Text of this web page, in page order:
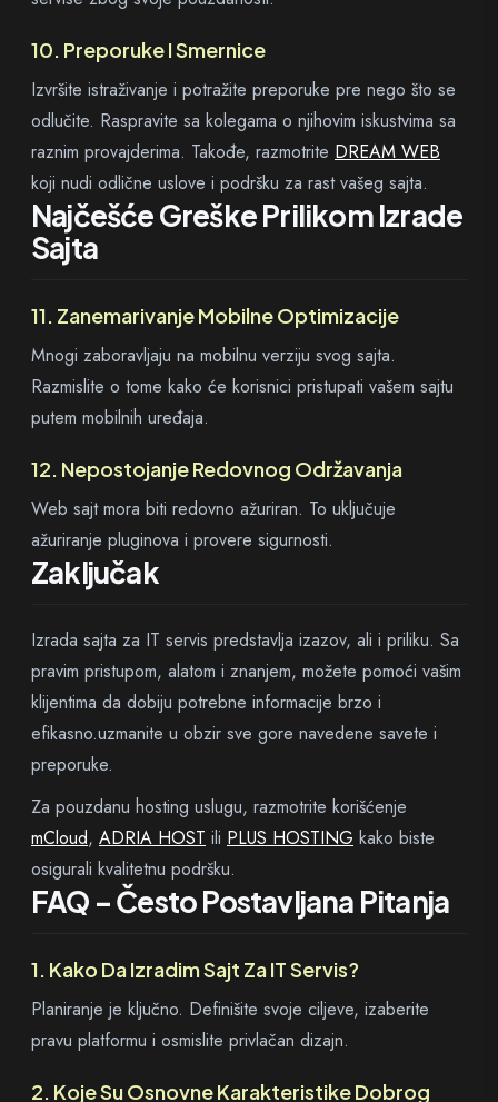
10. Preporuke I Smernice
Izvršite istraživanje i potražite preporuke pre nego što se
odlučite. Raspravite sa kolegama o njihovim iskustvima sa
raznim provajderima. Takođe, razmotrite DREAM WEB
koji nudi odlične uslove i podršku za rast vašeg sajta.
Najčešće Greške Prilikom Izrade
Sajta
11. Zanemarivanje Mobilne Optimizacije
Mnogi zaboravljaju na mobilnu verziju svog sajta.
Razmislite o tome kako će korisnici pristupati vašem sajtu
putem mobilnih uređaja.
12. Nepostojanje Redovnog Održavanja
Web sajt mora biti redovno ažuriran. To uključuje
ažuriranje pluginova i provere sigurnosti.
Zaključak
Izrada sajta za IT servis predstavlja izazov, ali i priliku. Sa
pravim pristupom, alatom i znanjem, možete pomoći vašim
klijentima da dobiju potrebne informacije brzo i
efikasno.uzmanite u obzir sve gore navedene savete i
preporuke.
Za pouzdanu hosting uslugu, razmotrite korišćenje
mCloud, ADRIA HOST ili PLUS HOSTING kako biste
osigurali kvalitetnu podršku.
FAQ – Često Postavljana Pitanja
1. Kako Da Izradim Sajt Za IT Servis?
Planiranje je ključno. Definišite svoje ciljeve, izaberite
pravu platformu i osmislite privlačan dizajn.
2. Koje Su Osnovne Karakteristike Dobrog